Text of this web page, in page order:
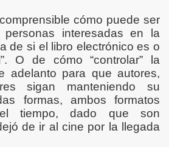
cómo puede ser
interesadas en la
de si el libro electrónico es o
O de cómo “controlar” la
adelanto para que autores,
sigan manteniendo su
formas, ambos formatos
tiempo, dado que son
de ir al cine por la llegada